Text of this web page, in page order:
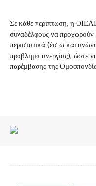
Σε κάθε περίπτωση, η
συναδέλφους να προχωρούν
περιστατικά (έστω και
πρόβλημα ανεργίας), ώστε
παρέμβασης της